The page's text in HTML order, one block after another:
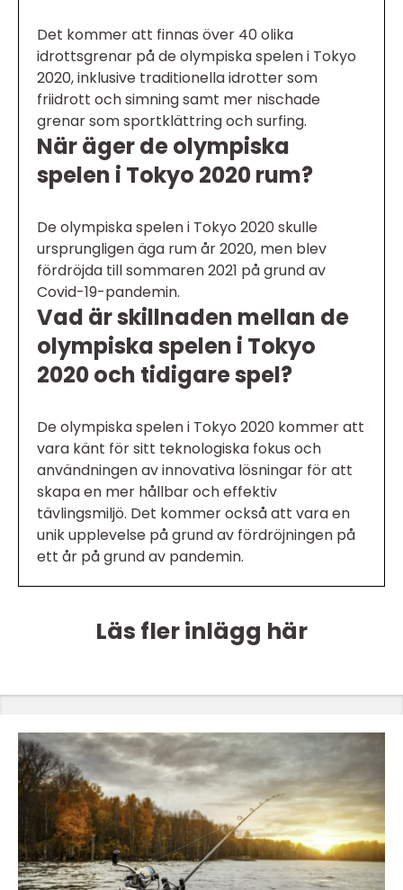
Det kommer att finnas över 40 olika
idrottsgrenar på de olympiska spelen i Tokyo
2020, inklusive traditionella idrotter som
friidrott och simning samt mer nischade
grenar som sportklättring och surfing.
När äger de olympiska
spelen i Tokyo 2020 rum?
De olympiska spelen i Tokyo 2020 skulle
ursprungligen äga rum år 2020, men blev
fördröjda till sommaren 2021 på grund av
Covid-19-pandemin.
Vad är skillnaden mellan de
olympiska spelen i Tokyo
2020 och tidigare spel?
De olympiska spelen i Tokyo 2020 kommer att
vara känt för sitt teknologiska fokus och
användningen av innovativa lösningar för att
skapa en mer hållbar och effektiv
tävlingsmiljö. Det kommer också att vara en
unik upplevelse på grund av fördröjningen på
ett år på grund av pandemin.
Läs fler inlägg här